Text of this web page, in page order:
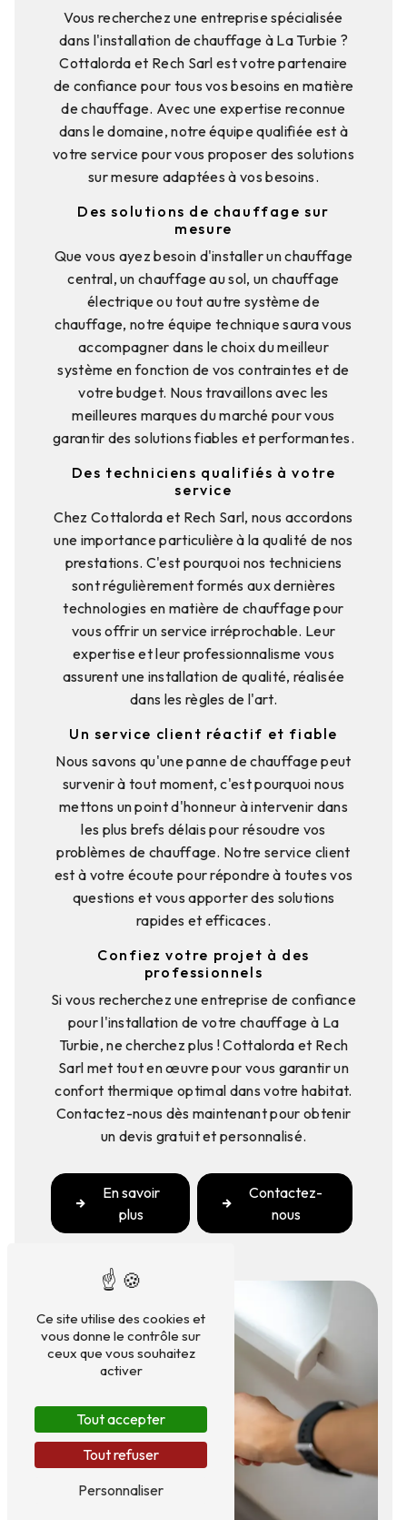
Vous recherchez une entreprise spécialisée
dans l'installation de chauffage à La Turbie ?
Cottalorda et Rech Sarl est votre partenaire
de confiance pour tous vos besoins en matière
de chauffage. Avec une expertise reconnue
dans le domaine, notre équipe qualifiée est à
votre service pour vous proposer des solutions
sur mesure adaptées à vos besoins.
Des solutions de chauffage sur
mesure
Que vous ayez besoin d'installer un chauffage
central, un chauffage au sol, un chauffage
électrique ou tout autre système de
chauffage, notre équipe technique saura vous
accompagner dans le choix du meilleur
système en fonction de vos contraintes et de
votre budget. Nous travaillons avec les
meilleures marques du marché pour vous
garantir des solutions fiables et performantes.
Des techniciens qualifiés à votre
service
Chez Cottalorda et Rech Sarl, nous accordons
une importance particulière à la qualité de nos
prestations. C'est pourquoi nos techniciens
sont régulièrement formés aux dernières
technologies en matière de chauffage pour
vous offrir un service irréprochable. Leur
expertise et leur professionnalisme vous
assurent une installation de qualité, réalisée
dans les règles de l'art.
Un service client réactif et fiable
Nous savons qu'une panne de chauffage peut
survenir à tout moment, c'est pourquoi nous
mettons un point d'honneur à intervenir dans
les plus brefs délais pour résoudre vos
problèmes de chauffage. Notre service client
est à votre écoute pour répondre à toutes vos
questions et vous apporter des solutions
rapides et efficaces.
Confiez votre projet à des
professionnels
Si vous recherchez une entreprise de confiance
pour l'installation de votre chauffage à La
Turbie, ne cherchez plus ! Cottalorda et Rech
Sarl met tout en œuvre pour vous garantir un
confort thermique optimal dans votre habitat.
Contactez-nous dès maintenant pour obtenir
un devis gratuit et personnalisé.
En savoir
plus
Contactez-
nous
Ce site utilise des cookies et
vous donne le contrôle sur
ceux que vous souhaitez
activer
Tout accepter
Tout refuser
Personnaliser